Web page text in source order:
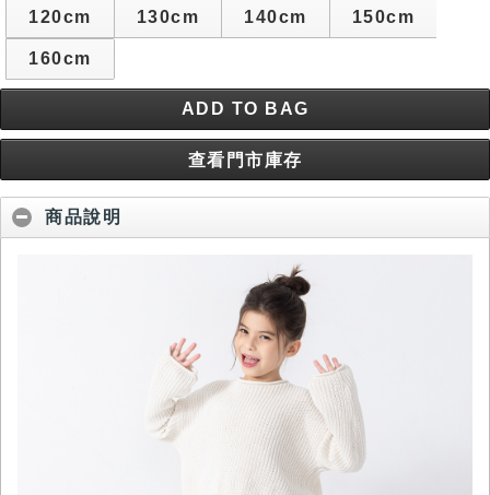
120cm 130cm 140cm 150cm
160cm
ADD TO BAG
查看門市庫存
商品說明